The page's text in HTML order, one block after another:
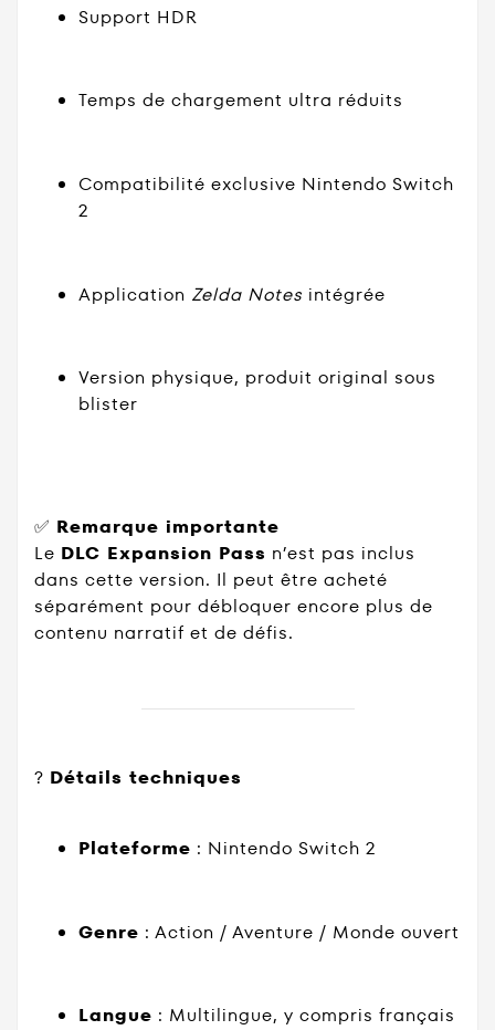
Support HDR
Temps de chargement ultra réduits
Compatibilité exclusive Nintendo Switch
2
Application Zelda Notes intégrée
Version physique, produit original sous
blister
✅ Remarque importante
Le DLC Expansion Pass n’est pas inclus
dans cette version. Il peut être acheté
séparément pour débloquer encore plus de
contenu narratif et de défis.
? Détails techniques
Plateforme : Nintendo Switch 2
Genre : Action / Aventure / Monde ouvert
Langue : Multilingue, y compris français